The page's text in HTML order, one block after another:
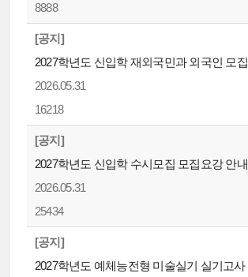
8888
[공지]
2027학년도 신입학 재외국민과 외국인 모
2026.05.31
16218
[공지]
2027학년도 신입학 수시모집 모집요강 안내
2026.05.31
25434
[공지]
2027학년도 예체능전형 미술실기 실기고